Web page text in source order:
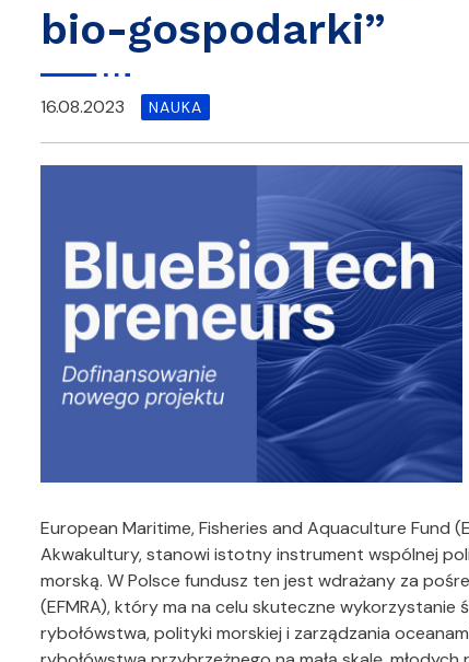
bio-gospodarki”
16.08.2023 NAUKA
European Maritime, Fisheries and Aquaculture Fund
Akwakultury, stanowi istotny instrument wspólnej
morską. W Polsce fundusz ten jest wdrażany za
(EFMRA), który ma na celu skuteczne
rybołówstwa, polityki morskiej i zarządzania